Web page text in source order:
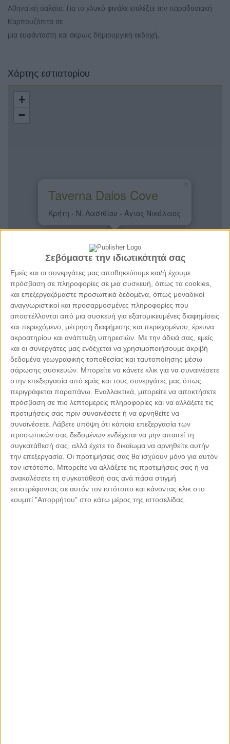
Σεβόμαστε την ιδιωτικότητά σας
Εμείς και οι συνεργάτες μας αποθηκεύουμε και/ή έχουμε
πρόσβαση σε πληροφορίες σε μια συσκευή, όπως τα cookies,
και επεξεργαζόμαστε προσωπικά δεδομένα, όπως μοναδικοί
αναγνωριστικοί και προσαρμοσμένες πληροφορίες που
αποστέλλονται από μια συσκευή για εξατομικευμένες διαφημίσεις
και περιεχόμενο, μέτρηση διαφήμισης και περιεχομένου, έρευνα
ακροατηρίου και ανάπτυξη υπηρεσιών. Με την άδειά σας, εμείς
και οι συνεργάτες μας ενδέχεται να χρησιμοποιήσουμε ακριβή
δεδομένα γεωγραφικής τοποθεσίας και ταυτοποίησης μέσω
σάρωσης συσκευών. Μπορείτε να κάνετε κλικ για να συναινέσετε
στην επεξεργασία από εμάς και τους συνεργάτες μας όπως
περιγράφεται παραπάνω. Εναλλακτικά, μπορείτε να αποκτήσετε
πρόσβαση σε πιο λεπτομερείς πληροφορίες και να αλλάξετε τις
προτιμήσεις σας πριν συναινέσετε ή να αρνηθείτε να
συναινέσετε. Λάβετε υπόψη ότι κάποια επεξεργασία των
προσωπικών σας δεδομένων ενδέχεται να μην απαιτεί τη
συγκατάθεσή σας, αλλά έχετε το δικαίωμα να αρνηθείτε αυτήν
την επεξεργασία. Οι προτιμήσεις σας θα ισχύουν μόνο για αυτόν
τον ιστότοπο. Μπορείτε να αλλάξετε τις προτιμήσεις σας ή να
ανακαλέσετε τη συγκατάθεσή σας ανά πάσα στιγμή
επιστρέφοντας σε αυτόν τον ιστότοπο και κάνοντας κλικ στο
κουμπί "Απορρήτου" στο κάτω μέρος της ιστοσελίδας.
Αθηναϊκή σαλάτα. Για το γλυκό φινάλε επιλέξτε την παραδοσιακή
Καρπουζόπιτα σε
μια ευφάνταστη και άκρως δημιουργική εκδοχή.
Χάρτης εστιατορίου
Taverna Daios Cove
Κρήτη - Ν. Λασιθίου - Άγιος Νικόλαος
+
−
Leaflet| ©OpenStreetMapcontributors
ΜΕ ΤΗΝ ΥΠΟΣΤΗΡΙΞΗ